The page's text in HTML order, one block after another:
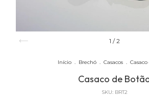
1 /2
Início . Brechó . Casacos .
Casaco de
SKU: BRT2